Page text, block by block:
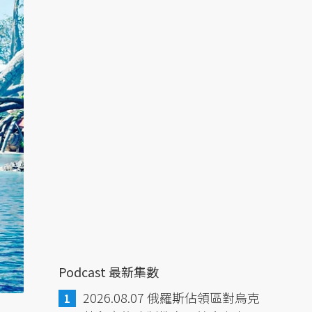
Podcast 最新集數
2026.08.07 俄羅斯佔領區對烏克